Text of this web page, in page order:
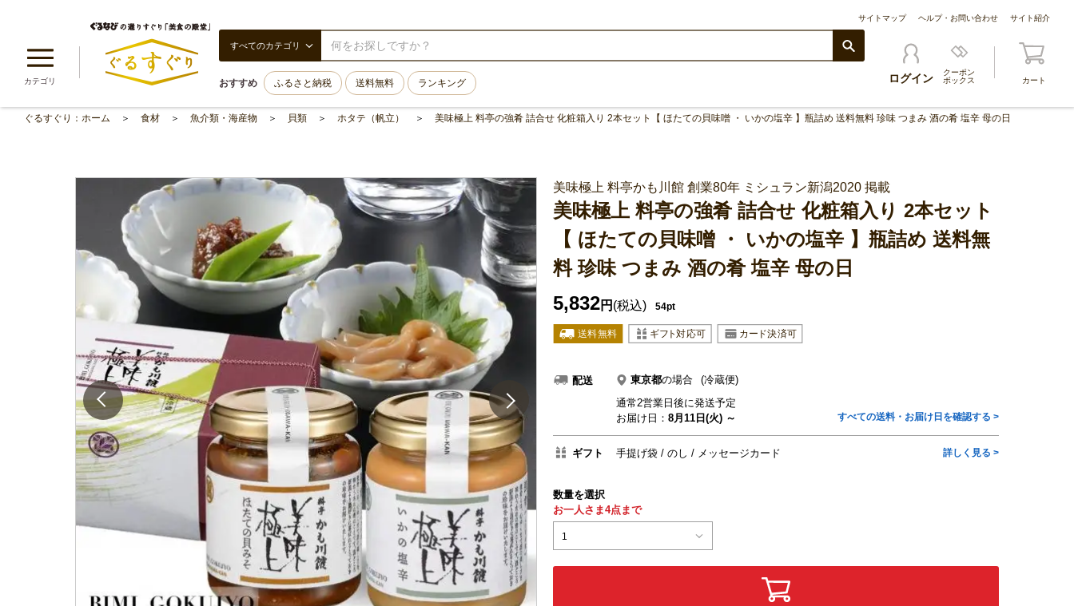
サイトマップ ヘルプ・お問い合わせ サイト紹介
カテゴリ
すべてのカテゴリ
おすすめ ふるさと納税 送料無料 ランキング ログイン
クーポン
ボックス
カート
ぐるすぐり：ホーム 食材 魚介類・海産物 貝類 ホタテ（帆立） 美味極上 料亭の強肴 詰合せ 化粧箱入り 2本セット【 ほたての貝味噌 ・ いかの塩辛 】瓶詰め 送料無料 珍味 つまみ 酒の肴 塩辛 母の日
美味極上 料亭かも川館 創業80年 ミシュラン新潟2020 掲載
美味極上 料亭の強肴 詰合せ 化粧箱入り 2本セット
【 ほたての貝味噌 ・ いかの塩辛 】瓶詰め 送料無
料 珍味 つまみ 酒の肴 塩辛 母の日
5,832円 (税込) 54pt
配送 東京都の場合
(冷蔵便)
通常2営業日後に発送予定
お届け日： 8月11日(火) ～ すべての送料・お届け日を確認する >
ギフト 手提げ袋 のし メッセージカード 詳しく見る >
数量を選択
お一人さま4点まで
1